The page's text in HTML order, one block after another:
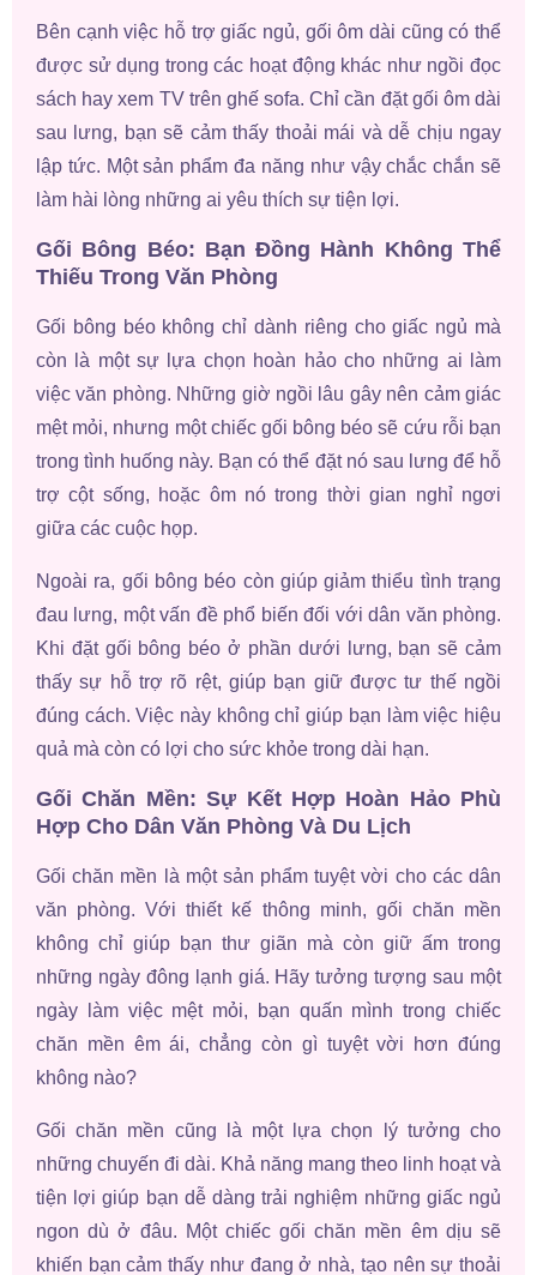
Bên cạnh việc hỗ trợ giấc ngủ, gối ôm dài cũng có thể
được sử dụng trong các hoạt động khác như ngồi đọc
sách hay xem TV trên ghế sofa. Chỉ cần đặt gối ôm dài
sau lưng, bạn sẽ cảm thấy thoải mái và dễ chịu ngay
lập tức. Một sản phẩm đa năng như vậy chắc chắn sẽ
làm hài lòng những ai yêu thích sự tiện lợi.
Gối Bông Béo: Bạn Đồng Hành Không Thể
Thiếu Trong Văn Phòng
Gối bông béo không chỉ dành riêng cho giấc ngủ mà
còn là một sự lựa chọn hoàn hảo cho những ai làm
việc văn phòng. Những giờ ngồi lâu gây nên cảm giác
mệt mỏi, nhưng một chiếc gối bông béo sẽ cứu rỗi bạn
trong tình huống này. Bạn có thể đặt nó sau lưng để hỗ
trợ cột sống, hoặc ôm nó trong thời gian nghỉ ngơi
giữa các cuộc họp.
Ngoài ra, gối bông béo còn giúp giảm thiểu tình trạng
đau lưng, một vấn đề phổ biến đối với dân văn phòng.
Khi đặt gối bông béo ở phần dưới lưng, bạn sẽ cảm
thấy sự hỗ trợ rõ rệt, giúp bạn giữ được tư thế ngồi
đúng cách. Việc này không chỉ giúp bạn làm việc hiệu
quả mà còn có lợi cho sức khỏe trong dài hạn.
Gối Chăn Mền: Sự Kết Hợp Hoàn Hảo Phù
Hợp Cho Dân Văn Phòng Và Du Lịch
Gối chăn mền là một sản phẩm tuyệt vời cho các dân
văn phòng. Với thiết kế thông minh, gối chăn mền
không chỉ giúp bạn thư giãn mà còn giữ ấm trong
những ngày đông lạnh giá. Hãy tưởng tượng sau một
ngày làm việc mệt mỏi, bạn quấn mình trong chiếc
chăn mền êm ái, chẳng còn gì tuyệt vời hơn đúng
không nào?
Gối chăn mền cũng là một lựa chọn lý tưởng cho
những chuyến đi dài. Khả năng mang theo linh hoạt và
tiện lợi giúp bạn dễ dàng trải nghiệm những giấc ngủ
ngon dù ở đâu. Một chiếc gối chăn mền êm dịu sẽ
khiến bạn cảm thấy như đang ở nhà, tạo nên sự thoải